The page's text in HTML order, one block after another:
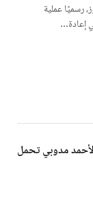
الماضي، 13 يوليو/تموز، رسميًا عملية
إعادة…
لأحمد مدوبي تحمل